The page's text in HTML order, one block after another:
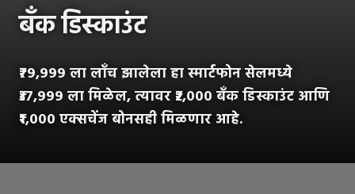
बँक डिस्काउंट
₹७९,९९९ ला लाँच झालेला हा स्मार्टफोन सेलमध्ये
₹३७,९९९ ला मिळेल, त्यावर ₹२,००० बँक डिस्काउंट आणि
₹१,००० एक्सचेंज बोनसही मिळणार आहे.